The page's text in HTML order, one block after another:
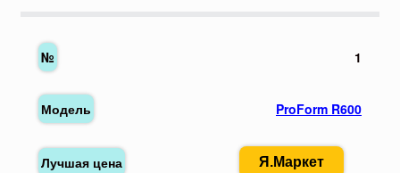
1
ProForm R600
Я.Маркет